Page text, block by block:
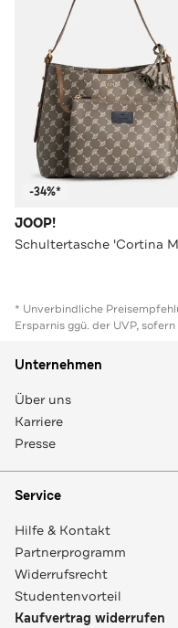
-34%*
JOOP!
* Unverbindliche
Ersparnis ggü. der UVP,
Unternehmen
Über uns
Karriere
Presse
Service
Hilfe & Kontakt
Partnerprogramm
Widerrufsrecht
Studentenvorteil
Kaufvertrag widerrufen